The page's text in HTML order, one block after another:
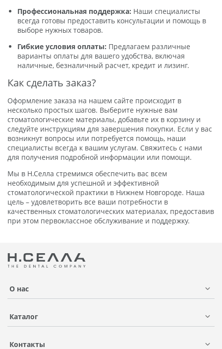
Профессиональная поддержка: Наши специалисты
всегда готовы предоставить консультации и помощь в
выборе нужных товаров.
Гибкие условия оплаты: Предлагаем различные
варианты оплаты для вашего удобства, включая
наличные, безналичный расчет, кредит и лизинг.
Как сделать заказ?
Оформление заказа на нашем сайте происходит в
несколько простых шагов. Выберите нужные вам
стоматологические материалы, добавьте их в корзину и
следуйте инструкциям для завершения покупки. Если у вас
возникнут вопросы или потребуется помощь, наши
специалисты всегда к вашим услугам. Свяжитесь с нами
для получения подробной информации или помощи.
Мы в Н.Селла стремимся обеспечить вас всем
необходимым для успешной и эффективной
стоматологической практики в Нижнем Новгороде. Наша
цель – удовлетворить все ваши потребности в
качественных стоматологических материалах, предоставив
при этом первоклассное обслуживание и поддержку.
О нас
Каталог
Контакты